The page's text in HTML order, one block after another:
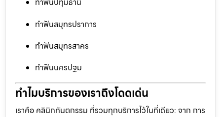
ทำฟันสมุทรปราการ
ทำฟันสมุทรสาคร
ทำฟันนครปฐม
ทำไมบริการของเราถึงโดดเด่น
เราคือ คลินิกทันตกรรม ที่รวมทุกบริการไว้ในที่เดียว: จาก การ